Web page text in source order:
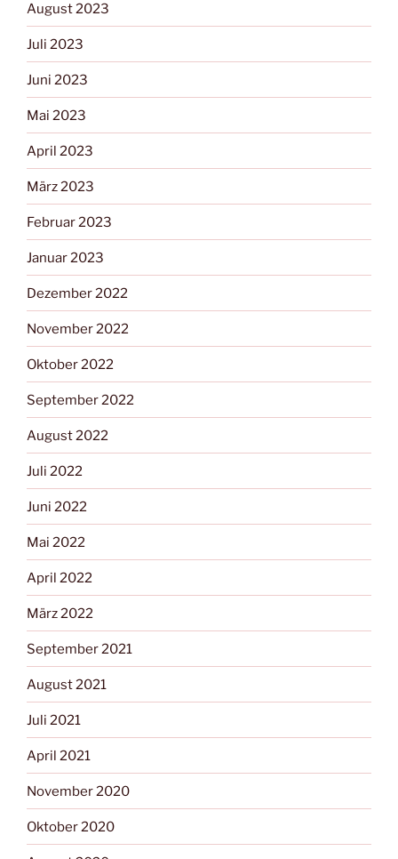
August 2023
Juli 2023
Juni 2023
Mai 2023
April 2023
März 2023
Februar 2023
Januar 2023
Dezember 2022
November 2022
Oktober 2022
September 2022
August 2022
Juli 2022
Juni 2022
Mai 2022
April 2022
März 2022
September 2021
August 2021
Juli 2021
April 2021
November 2020
Oktober 2020